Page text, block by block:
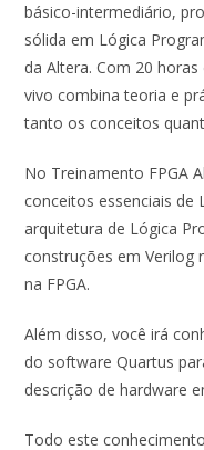
básico-intermediário,
sólida em Lógica
da Altera. Com 20
vivo combina teoria e
tanto os conceitos
No Treinamento FPGA
conceitos essenciais de
arquitetura de Lógica
construções em Verilog
na FPGA.
Além disso, você irá
do software Quartus
descrição de hardware
Todo este